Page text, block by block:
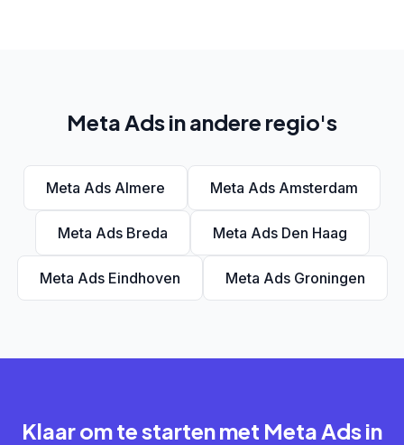
Meta Ads in andere regio's
Meta Ads Almere Meta Ads Amsterdam
Meta Ads Breda Meta Ads Den Haag
Meta Ads Eindhoven Meta Ads Groningen
Klaar om te starten met Meta Ads in